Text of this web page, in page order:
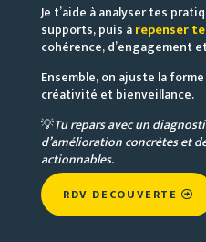
Je t’aide à analyser tes
supports, puis àrepenser
cohérence, d’engagement
Ensemble, on ajuste la
créativité et bienveillance.
💡Tu repars avec un
d’amélioration concrètes et
actionnables.
RDV DECOUVERTE